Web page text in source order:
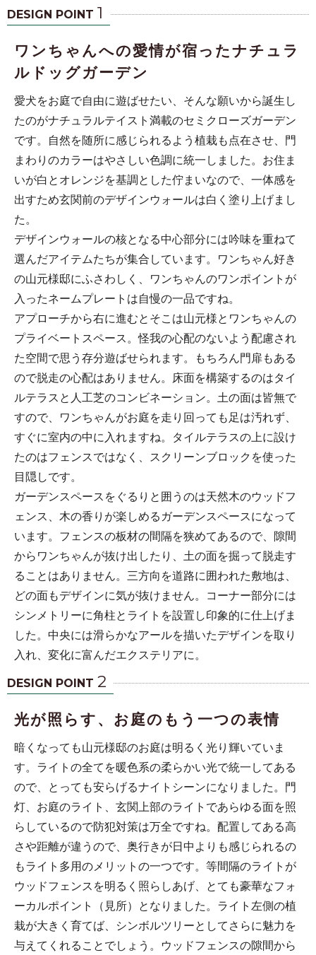
DESIGN POINT 1
ワンちゃんへの愛情が宿ったナチュラ
ルドッグガーデン
愛犬をお庭で自由に遊ばせたい、そんな願いから誕生し
たのがナチュラルテイスト満載のセミクローズガーデン
です。自然を随所に感じられるよう植栽も点在させ、門
まわりのカラーはやさしい色調に統一しました。お住ま
いが白とオレンジを基調とした佇まいなので、一体感を
出すため玄関前のデザインウォールは白く塗り上げまし
た。
デザインウォールの核となる中心部分には吟味を重ねて
選んだアイテムたちが集合しています。ワンちゃん好き
の山元様邸にふさわしく、ワンちゃんのワンポイントが
入ったネームプレートは自慢の一品ですね。
アプローチから右に進むとそこは山元様とワンちゃんの
プライベートスペース。怪我の心配のないよう配慮され
た空間で思う存分遊ばせられます。もちろん門扉もある
ので脱走の心配はありません。床面を構築するのはタイ
ルテラスと人工芝のコンビネーション。土の面は皆無で
すので、ワンちゃんがお庭を走り回っても足は汚れず、
すぐに室内の中に入れますね。タイルテラスの上に設け
たのはフェンスではなく、スクリーンブロックを使った
目隠しです。
ガーデンスペースをぐるりと囲うのは天然木のウッドフ
ェンス、木の香りが楽しめるガーデンスペースになって
います。フェンスの板材の間隔を狭めてあるので、隙間
からワンちゃんが抜け出したり、土の面を掘って脱走す
ることはありません。三方向を道路に囲われた敷地は、
どの面もデザインに気が抜けません。コーナー部分には
シンメトリーに角柱とライトを設置し印象的に仕上げま
した。中央には滑らかなアールを描いたデザインを取り
入れ、変化に富んだエクステリアに。
DESIGN POINT 2
光が照らす、お庭のもう一つの表情
暗くなっても山元様邸のお庭は明るく光り輝いていま
す。ライトの全てを暖色系の柔らかい光で統一してある
ので、とっても安らげるナイトシーンになりました。門
灯、お庭のライト、玄関上部のライトであらゆる面を照
らしているので防犯対策は万全ですね。配置してある高
さや距離が違うので、奥行きが日中よりも感じられるの
もライト多用のメリットの一つです。等間隔のライトが
ウッドフェンスを明るく照らしあげ、とても豪華なフォ
ーカルポイント（見所）となりました。ライト左側の植
栽が大きく育てば、シンボルツリーとしてさらに魅力を
与えてくれることでしょう。ウッドフェンスの隙間から